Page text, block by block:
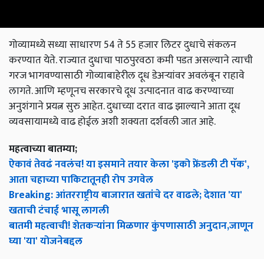
गोव्यामध्ये सध्या साधारण 54 ते 55 हजार लिटर दुधाचे संकलन
करण्यात येते. राज्यात दुधाचा पाठपुरवठा कमी पडत असल्याने त्याची
गरज भागवण्यासाठी गोव्याबाहेरील दूध डेअऱ्यांवर अवलंबून राहावे
लागते. आणि म्हणूनच सरकारचे दूध उत्पादनात वाढ करण्याच्या
अनुशंगाने प्रयत्न सुरु आहेत. दुधाच्या दरात वाढ झाल्याने आता दूध
व्यवसायामध्ये वाढ होईल अशी शक्यता दर्शवली जात आहे.
महत्वाच्या बातम्या;
ऐकावं तेवढं नवलंच! या इसमाने तयार केला 'इको फ्रेंडली टी पॅक',
आता चहाच्या पाकिटातूनही रोप उगवेल
Breaking: आंतरराष्ट्रीय बाजारात खतांचे दर वाढले; देशात 'या'
खताची टंचाई भासू लागली
बातमी महत्वाची! शेतकऱ्यांना मिळणार कुंपणासाठी अनुदान,जाणून
घ्या 'या' योजनेबद्दल